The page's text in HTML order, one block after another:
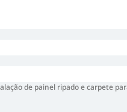
de painel ripado e carpete